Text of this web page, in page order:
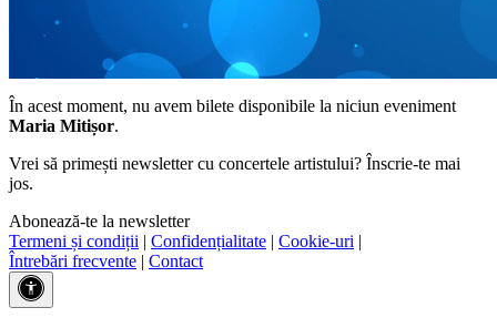
În acest moment, nu avem bilete disponibile la niciun eveniment
Maria Mitișor.
Vrei să primești newsletter cu concertele artistului? Înscrie-te mai
jos.
Abonează-te la newsletter
Termeni și condiții | Confidențialitate | Cookie-uri |
Întrebări frecvente | Contact